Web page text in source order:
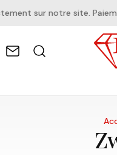
sur notre site.